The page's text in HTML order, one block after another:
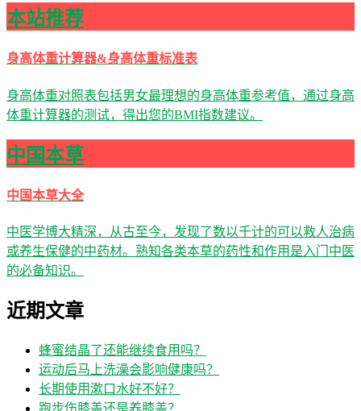
本站推荐
身高体重计算器&身高体重标准表
身高体重对照表包括男女最理想的身高体重参考值，通过身高
体重计算器的测试，得出您的BMI指数建议。
中国本草
中国本草大全
中医学博大精深，从古至今，发现了数以千计的可以救人治病
或养生保健的中药材。熟知各类本草的药性和作用是入门中医
的必备知识。
近期文章
蜂蜜结晶了还能继续食用吗？
运动后马上洗澡会影响健康吗？
长期使用漱口水好不好？
跑步伤膝盖还是养膝盖？